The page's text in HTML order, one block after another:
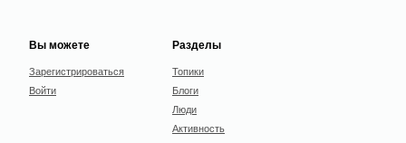
Вы можете
Зарегистрироваться
Войти
Разделы
Топики
Блоги
Люди
Активность